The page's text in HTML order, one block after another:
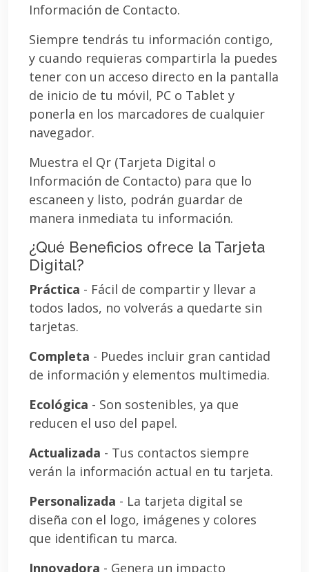
Información de Contacto.
Siempre tendrás tu información contigo,
y cuando requieras compartirla la puedes
tener con un acceso directo en la pantalla
de inicio de tu móvil, PC o Tablet y
ponerla en los marcadores de cualquier
navegador.
Muestra el Qr (Tarjeta Digital o
Información de Contacto) para que lo
escaneen y listo, podrán guardar de
manera inmediata tu información.
¿Qué Beneficios ofrece la Tarjeta
Digital?
Práctica - Fácil de compartir y llevar a
todos lados, no volverás a quedarte sin
tarjetas.
Completa - Puedes incluir gran cantidad
de información y elementos multimedia.
Ecológica - Son sostenibles, ya que
reducen el uso del papel.
Actualizada - Tus contactos siempre
verán la información actual en tu tarjeta.
Personalizada - La tarjeta digital se
diseña con el logo, imágenes y colores
que identifican tu marca.
Innovadora - Genera un impacto